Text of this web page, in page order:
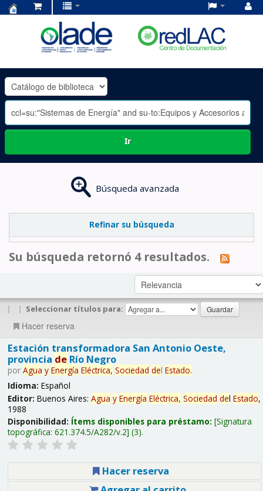
OLADE
-
Ir
Búsqueda avanzada
Refinar su búsqueda
Su búsqueda retornó 4 resultados.
| | Seleccionar títulos para:
Hacer reserva
Estación transformadora San Antonio Oeste,
provincia deRío Negro
por Agua y Energía Eléctrica, Sociedad del Estado.
Idioma: Español
Editor: Buenos Aires: Agua y Energía Eléctrica, Sociedad del Estado,
1988
Disponibilidad: Ítems disponibles para préstamo: Signatura
topográfica: 621.374.5/A282/v.2 (3).
Hacer reserva